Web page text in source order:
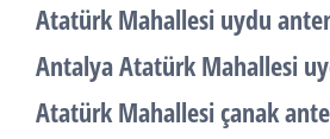
Atatürk Mahallesi uydu
Antalya Atatürk Mahallesi
Atatürk Mahallesi çanak